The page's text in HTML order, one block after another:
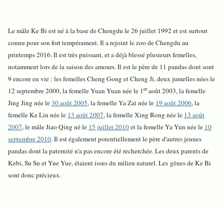
Le mâle Ke Bi est né à la base de Chengdu le 26 juillet 1992 et est surtout
connu pour son fort tempérament. Il a rejoint le zoo de Chengdu au
printemps 2016. Il est très puissant, et a déjà blessé plusieurs femelles,
notamment lors de la saison des amours. Il est le père de 11 pandas dont sont
9 encore en vie : les femelles Cheng Gong et Cheng Ji, deux jumelles nées le
12 septembre 2000, la femelle Yuan Yuan née le 1eraoût 2003, la femelle
Jing Jing née le30 août 2005, la femelle Ya Zai née le 19 août 2006, la
femelle Ke Lin née le 13 août 2007, la femelle Xing Rong née le 13 août
2007, le mâle Jiao Qing né le 15 juillet 2010et la femelle Ya Yun née le 10
septembre 2010. Il est également potentiellement le père d'autres jeunes
pandas dont la paternité n'a pas encore été recherchée. Les deux parents de
Kebi, Su Su et Yue Yue, étaient issus du milieu naturel. Les gènes de Ke Bi
sont donc précieux.